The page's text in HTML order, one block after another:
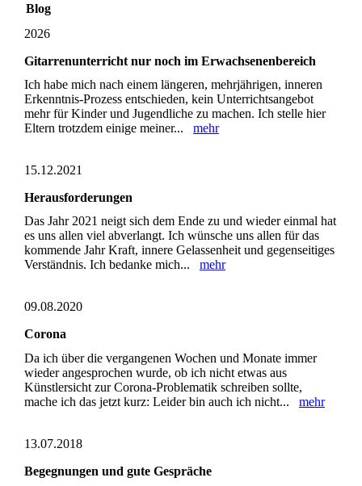
Blog
2026
Gitarrenunterricht nur noch im Erwachsenenbereich
Ich habe mich nach einem längeren, mehrjährigen, inneren
Erkenntnis-Prozess entschieden, kein Unterrichtsangebot
mehr für Kinder und Jugendliche zu machen. Ich stelle hier
Eltern trotzdem einige meiner... mehr
15.12.2021
Herausforderungen
Das Jahr 2021 neigt sich dem Ende zu und wieder einmal hat
es uns allen viel abverlangt. Ich wünsche uns allen für das
kommende Jahr Kraft, innere Gelassenheit und gegenseitiges
Verständnis. Ich bedanke mich... mehr
09.08.2020
Corona
Da ich über die vergangenen Wochen und Monate immer
wieder angesprochen wurde, ob ich nicht etwas aus
Künstlersicht zur Corona-Problematik schreiben sollte,
mache ich das jetzt kurz: Leider bin auch ich nicht... mehr
13.07.2018
Begegnungen und gute Gespräche